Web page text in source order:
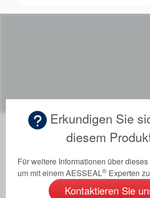
Erkundigen Sie
diesem
Für weitere Informationen über
um mit einem AESSEAL® Experten
Kontaktieren Sie